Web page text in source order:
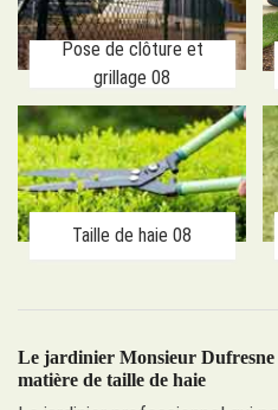
Pose de clôture et
grillage 08
Taille de haie 08
Le jardinier Monsieur Dufresne
matière de taille de haie